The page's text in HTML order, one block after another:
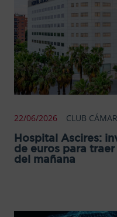
22/06/2026 CLUB
Hospital Ascires:
de euros para
del mañana